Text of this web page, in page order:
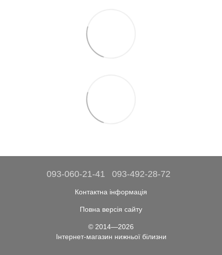
093-060-21-41 093-492-28-72
Контактна інформація
Повна версія сайту
© 2014—2026
Інтернет-магазин нижньої білизни